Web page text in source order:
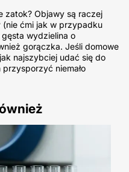
zatok? Objawy są raczej
ćmi jak w przypadku
wydzielina o
gorączka. Jeśli domowe
najszybciej udać się do
niemało